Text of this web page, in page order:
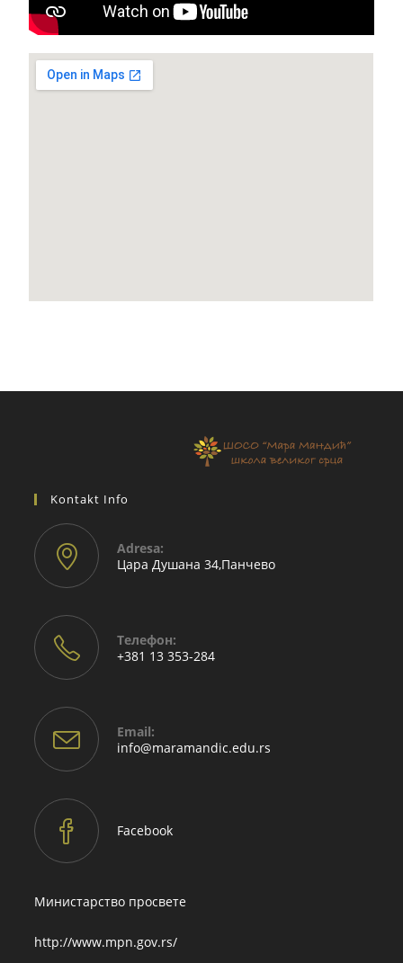
Kontakt Info
Adresа:
Цара Душана 34,Панчево
Телефон:
+381 13 353-284
Email:
info@maramandic.edu.rs
Facebook
Министарство просвете
http://www.mpn.gov.rs/